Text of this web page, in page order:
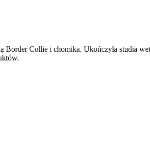
Border Collie i chomika. Ukończyła studia